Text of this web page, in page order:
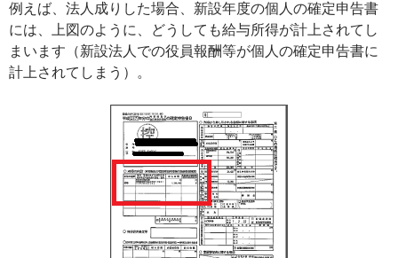
例えば、法人成りした場合、新設年度の個人の確定申告書
には、上図のように、どうしても給与所得が計上されてし
まいます（新設法人での役員報酬等が個人の確定申告書に
計上されてしまう）。